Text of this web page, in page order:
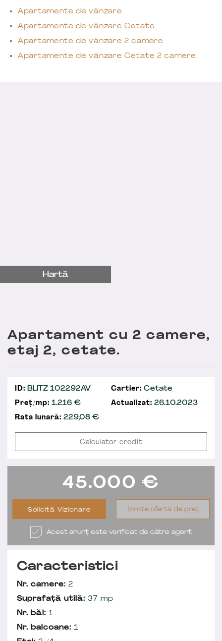
Apartamente de vânzare
Apartamente de vânzare Cetate
Apartamente de vânzare 2 camere
Apartamente de vânzare Cetate 2 camere
Hartă
Apartament cu 2 camere,
etaj 2, cetate.
ID: BLITZ 102292AV Cartier: Cetate
Preț/mp: 1.216 € Actualizat: 26.10.2023
Rata lunară: 229,08€
Calculator credit
45.000 €
Solicită Vizionare Trimite ofertă de preț
Acest anunț este verificat de către agent
Caracteristici
Nr. camere: 2
Suprafață utilă: 37 mp
Nr. băi: 1
Nr. balcoane: 1